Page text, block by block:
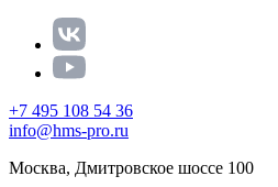
+7 495 108 54 36
info@hms-pro.ru
Москва, Дмитровское шоссе 100